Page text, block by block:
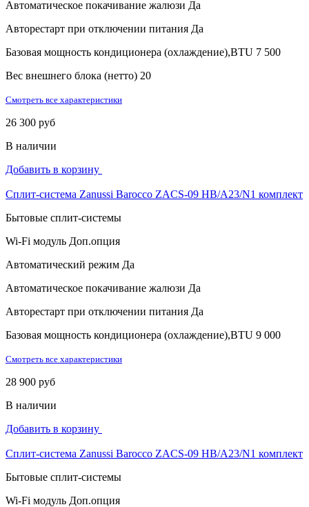
Автоматическое покачивание жалюзи Да
Авторестарт при отключении питания Да
Базовая мощность кондиционера (охлаждение),BTU 7 500
Вес внешнего блока (нетто) 20
Смотреть все характеристики
26 300 руб
В наличии
Добавить в корзину
Сплит-система Zanussi Barocco ZACS-09 HB/A23/N1 комплект
Бытовые сплит-системы
Wi-Fi модуль Доп.опция
Автоматический режим Да
Автоматическое покачивание жалюзи Да
Авторестарт при отключении питания Да
Базовая мощность кондиционера (охлаждение),BTU 9 000
Смотреть все характеристики
28 900 руб
В наличии
Добавить в корзину
Сплит-система Zanussi Barocco ZACS-09 HB/A23/N1 комплект
Бытовые сплит-системы
Wi-Fi модуль Доп.опция